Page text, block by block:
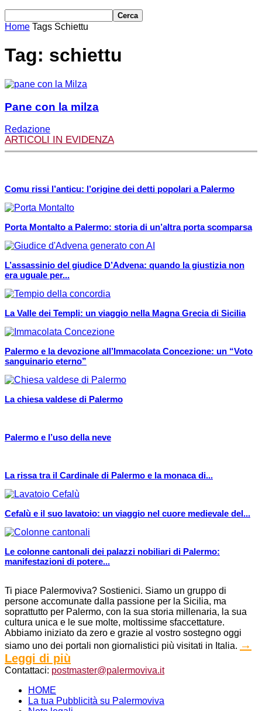
Home Tags Schiettu
Tag: schiettu
Pane con la milza
Redazione
ARTICOLI IN EVIDENZA
Comu rissi l’anticu: l’origine dei detti popolari a Palermo
Porta Montalto a Palermo: storia di un’altra porta scomparsa
L’assassinio del giudice D’Advena: quando la giustizia non
era uguale per...
La Valle dei Templi: un viaggio nella Magna Grecia di Sicilia
Palermo e la devozione all’Immacolata Concezione: un “Voto
sanguinario eterno”
La chiesa valdese di Palermo
Palermo e l’uso della neve
La rissa tra il Cardinale di Palermo e la monaca di...
Cefalù e il suo lavatoio: un viaggio nel cuore medievale del...
Le colonne cantonali dei palazzi nobiliari di Palermo:
manifestazioni di potere...
Ti piace Palermoviva? Sostienici. Siamo un gruppo di
persone accomunate dalla passione per la Sicilia, ma
soprattutto per Palermo, con la sua storia millenaria, la sua
cultura unica e le sue molte, moltissime sfaccettature.
Abbiamo iniziato da zero e grazie al vostro sostegno oggi
siamo uno dei portali non giornalistici più visitati in Italia. →
Leggi di più
Contattaci: postmaster@palermoviva.it
HOME
La tua Pubblicità su Palermoviva